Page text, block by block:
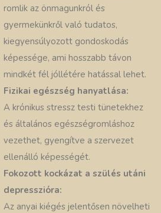
romlik az önmagunkról és
gyermekünkről való tudatos,
kiegyensúlyozott gondoskodás
képessége, ami hosszabb távon
mindkét fél jóllétére hatással lehet.
Fizikai egészség hanyatlása:
A krónikus stressz testi tünetekhez
és általános egészségromláshoz
vezethet, gyengítve a szervezet
ellenálló képességét.
Fokozott kockázat a szülés utáni
depresszióra:
Az anyai kiégés jelentősen növelheti